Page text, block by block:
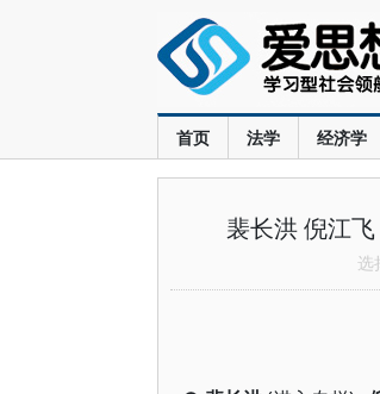
首页 法学 经济学
裴长洪 倪江
选